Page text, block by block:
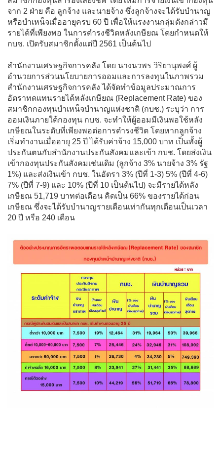
จาก 2 ฝ่าย คือ ลูกจ้าง และนายจ้าง ซึ่งลูกจ้างจะได้รับบำนาญ
หรือบำเหน็จเมื่ออายุครบ 60 ปี เพื่อให้แรงงานกลุ่มดังกล่าวมี
รายได้ที่เพียงพอ ในการดำรงชีวิตหลังเกษียณ โดยกำหนดให้
กบช. เปิดรับสมาชิกตั้งแต่ปี 2561 เป็นต้นไป
สำนักงานเศรษฐกิจการคลัง โดย นางนวพร วิริยานุพงศ์ ผู้
อำนวยการส่วนนโยบายการออมและการลงทุนในภาพรวม
สำนักงานเศรษฐกิจการคลัง ได้จัดทำข้อมูลประมาณการ
อัตราทดแทนรายได้หลังเกษียณ (Replacement Rate) ของ
สมาชิกกองทุนบำเหน็จบำนาญแห่งชาติ (กบช.) ระบุว่า การ
ออมเงินภายใต้กองทุน กบช. จะทำให้ผู้ออมมีเงินพอใช้หลัง
เกษียณในระดับที่เพียงพอต่อการดำรงชีวิต โดยหากลูกจ้าง
เริ่มทำงานเมื่ออายุ 25 ปี ได้รับค่าจ้าง 15,000 บาท เป็นทั้งผู้
ประกันตนกับสำนักงานประกันสังคมและเข้า กบช. โดยส่งเงิน
เข้ากองทุนประกันสังคมเช่นเดิม (ลูกจ้าง 3% นายจ้าง 3% รัฐ
1%) และส่งเงินเข้า กบช. ในอัตรา 3% (ปีที่ 1-3) 5% (ปีที่ 4-6)
7% (ปีที่ 7-9) และ 10% (ปีที่ 10 เป็นต้นไป) จะมีรายได้หลัง
เกษียณ 51,719 บาทต่อเดือน คิดเป็น 66% ของรายได้ก่อน
เกษียณ ซึ่งจะได้รับบำนาญรายเดือนเท่ากันทุกเดือนเป็นเวลา
20 ปี หรือ 240 เดือน